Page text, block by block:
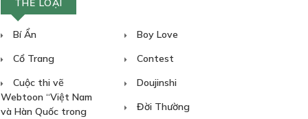
THỂ LOẠI
Bí Ẩn
Boy Love
Cổ Trang
Contest
Cuộc thi vẽ
Webtoon “Việt Nam
và Hàn Quốc trong
Doujinshi
Đời Thường